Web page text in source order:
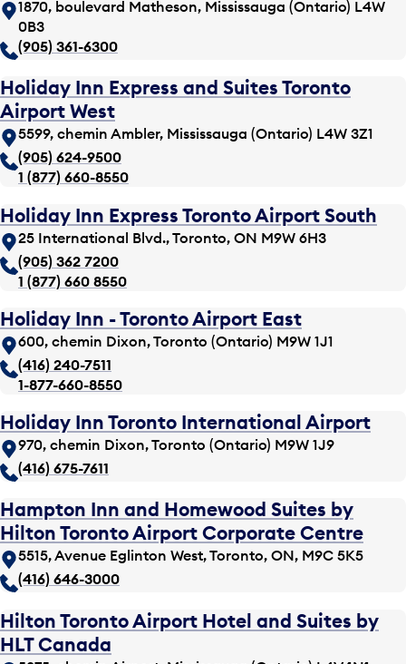
1870, boulevard Matheson, Mississauga (Ontario) L4W
0B3
(905) 361-6300
Holiday Inn Express and Suites Toronto
Airport West
5599, chemin Ambler, Mississauga (Ontario) L4W 3Z1
(905) 624-9500
1 (877) 660-8550
Holiday Inn Express Toronto Airport South
25 International Blvd., Toronto, ON M9W 6H3
(905) 362 7200
1 (877) 660 8550
Holiday Inn - Toronto Airport East
600, chemin Dixon, Toronto (Ontario) M9W 1J1
(416) 240-7511
1-877-660-8550
Holiday Inn Toronto International Airport
970, chemin Dixon, Toronto (Ontario) M9W 1J9
(416) 675-7611
Hampton Inn and Homewood Suites by
Hilton Toronto Airport Corporate Centre
5515, Avenue Eglinton West, Toronto, ON, M9C 5K5
(416) 646-3000
Hilton Toronto Airport Hotel and Suites by
HLT Canada